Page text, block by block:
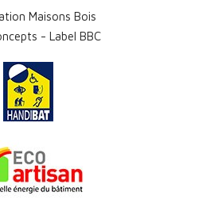
Maisons Bois
- Label BBC